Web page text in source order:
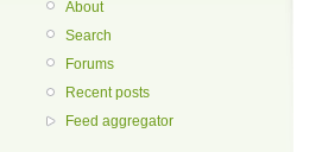
About
Search
Forums
Recent posts
Feed aggregator